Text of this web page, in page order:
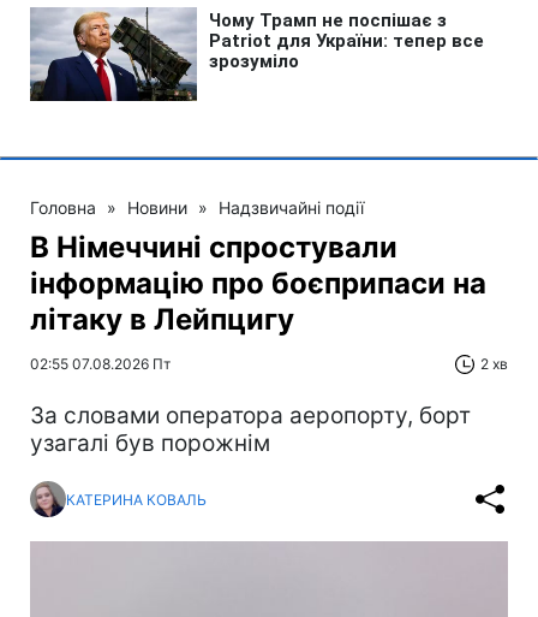
Головна » Новини » Надзвичайні події
В Німеччині спростували
інформацію про боєприпаси на
літаку в Лейпцигу
02:55 07.08.2026 Пт 2 хв
За словами оператора аеропорту, борт
узагалі був порожнім
КАТЕРИНА КОВАЛЬ